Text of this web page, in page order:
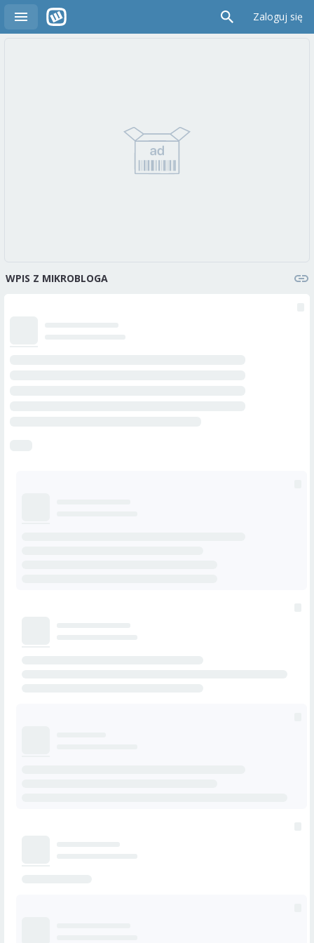
Zaloguj się
WPIS Z MIKROBLOGA